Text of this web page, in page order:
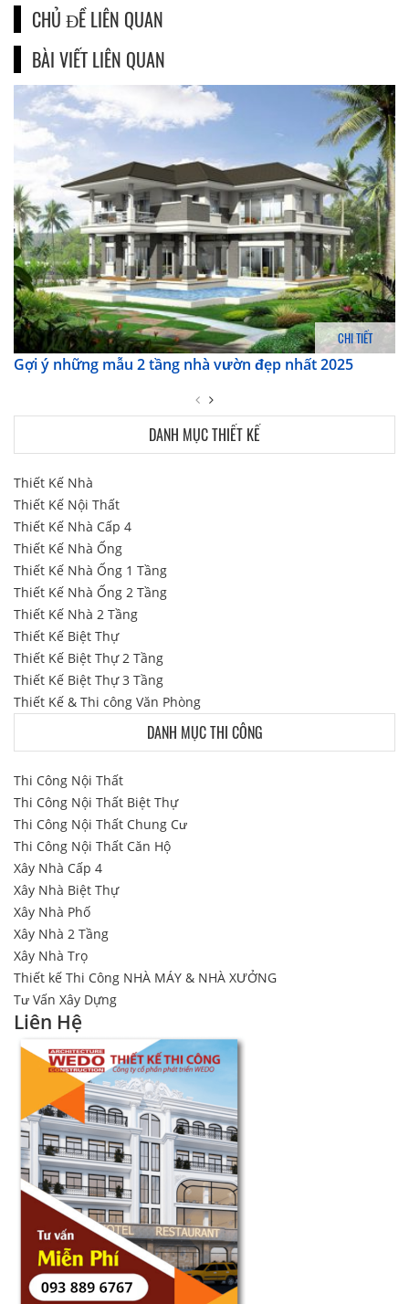
CHỦ ĐỀ LIÊN QUAN
BÀI VIẾT LIÊN QUAN
CHI TIẾT
Gợi ý những mẫu 2 tầng nhà vườn đẹp nhất 2025
DANH MỤC THIẾT KẾ
Thiết Kế Nhà
Thiết Kế Nội Thất
Thiết Kế Nhà Cấp 4
Thiết Kế Nhà Ống
Thiết Kế Nhà Ống 1 Tầng
Thiết Kế Nhà Ống 2 Tầng
Thiết Kế Nhà 2 Tầng
Thiết Kế Biệt Thự
Thiết Kế Biệt Thự 2 Tầng
Thiết Kế Biệt Thự 3 Tầng
Thiết Kế & Thi công Văn Phòng
DANH MỤC THI CÔNG
Thi Công Nội Thất
Thi Công Nội Thất Biệt Thự
Thi Công Nội Thất Chung Cư
Thi Công Nội Thất Căn Hộ
Xây Nhà Cấp 4
Xây Nhà Biệt Thự
Xây Nhà Phố
Xây Nhà 2 Tầng
Xây Nhà Trọ
Thiết kế Thi Công NHÀ MÁY & NHÀ XƯỞNG
Tư Vấn Xây Dựng
Liên Hệ